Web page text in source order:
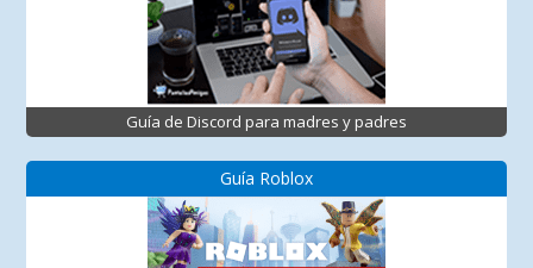
Guía de Discord para madres y padres
Guía Roblox